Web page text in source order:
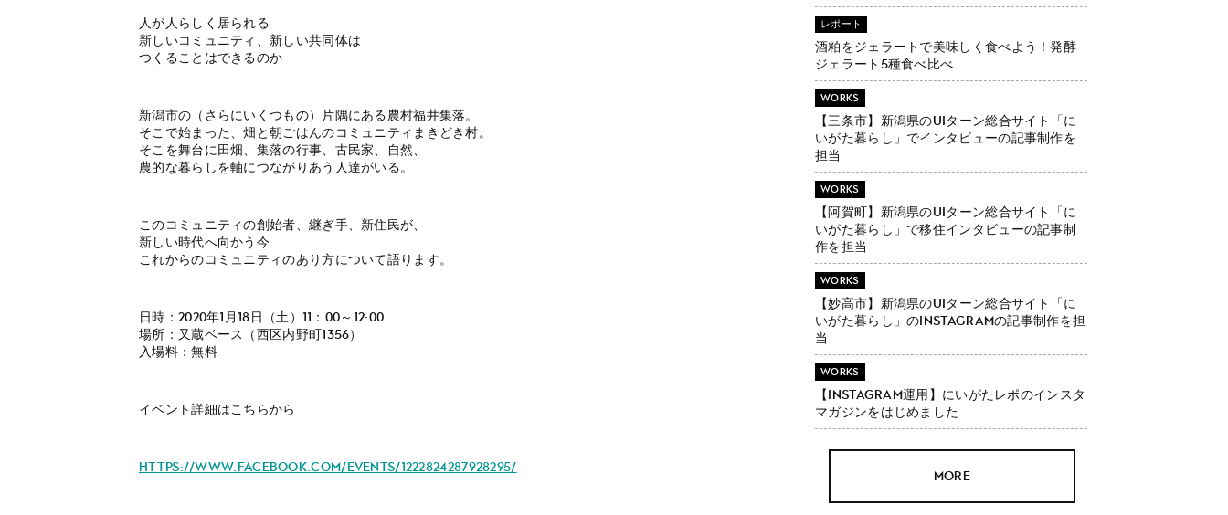
人が人らしく居られる
新しいコミュニティ、新しい共同体は
つくることはできるのか
新潟市の（さらにいくつもの）片隅にある農村福井集落。
そこで始まった、畑と朝ごはんのコミュニティまきどき村。
そこを舞台に田畑、集落の行事、古民家、自然、
農的な暮らしを軸につながりあう人達がいる。
このコミュニティの創始者、継ぎ手、新住民が、
新しい時代へ向かう今
これからのコミュニティのあり方について語ります。
日時：2020年1月18日（土）11：00～12:00
場所：又蔵ベース（西区内野町1356）
入場料：無料
イベント詳細はこちらから
https://www.facebook.com/events/1222824287928295/
レポート
酒粕をジェラートで美味しく食べよう！発酵
ジェラート5種食べ比べ
WORKS
【三条市】新潟県のUIターン総合サイト「に
いがた暮らし」でインタビューの記事制作を
担当
WORKS
【阿賀町】新潟県のUIターン総合サイト「に
いがた暮らし」で移住インタビューの記事制
作を担当
WORKS
【妙高市】新潟県のUIターン総合サイト「に
いがた暮らし」のInstagramの記事制作を担
当
WORKS
【Instagram運用】にいがたレポのインスタ
マガジンをはじめました
MORE